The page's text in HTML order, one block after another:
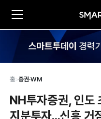
홈>증권·WM
NH투자증권, 인도
지분투자...신흥 거